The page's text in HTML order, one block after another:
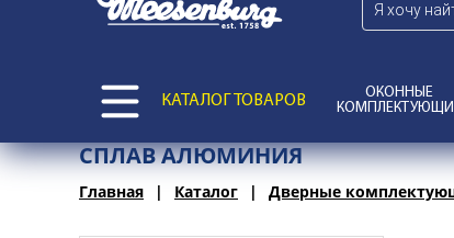
КАТАЛОГ ТОВАРОВ
ОКОННЫЕ
СПЛАВ АЛЮМИНИЯ
Главная Каталог Дверные